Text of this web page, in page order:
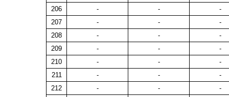
206
- -
-
207
- -
-
208
- -
-
209
- -
-
210
- -
-
211
- -
-
212
- -
-